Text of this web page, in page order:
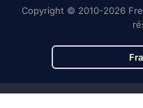
Copyright © 2010-2026